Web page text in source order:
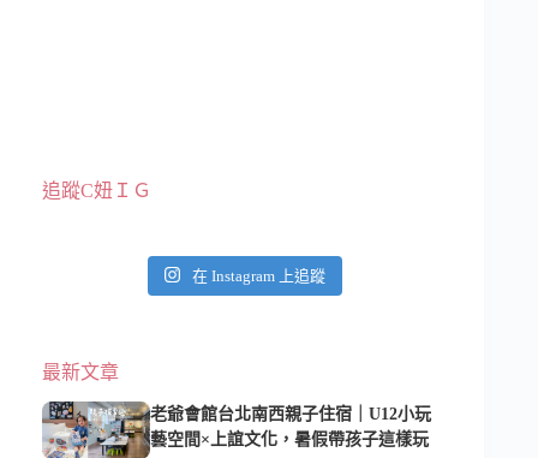
追蹤C妞ＩＧ
在 Instagram 上追蹤
最新文章
老爺會館台北南西親子住宿｜U12小玩
藝空間×上誼文化，暑假帶孩子這樣玩